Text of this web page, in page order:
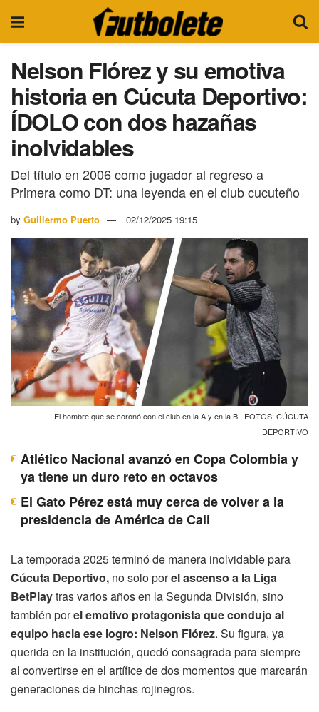
Nelson Flórez y su emotiva
historia en Cúcuta Deportivo:
ÍDOLO con dos hazañas
inolvidables
Del título en 2006 como jugador al regreso a
Primera como DT: una leyenda en el club cucuteño
by Guillermo Puerto 02/12/2025 19:15
El hombre que se coronó con el club en la A y en la B | FOTOS: CÚCUTA
DEPORTIVO
Atlético Nacional avanzó en Copa Colombia y
ya tiene un duro reto en octavos
El Gato Pérez está muy cerca de volver a la
presidencia de América de Cali
La temporada 2025 terminó de manera inolvidable para
Cúcuta Deportivo, no solo porel ascenso a la Liga
BetPlaytras varios años en la Segunda División, sino
también porel emotivo protagonista que condujo al
equipo hacia ese logro: Nelson Flórez. Su figura, ya
querida en la institución, quedó consagrada para siempre
al convertirse en el artífice de dos momentos que marcarán
generaciones de hinchas rojinegros.